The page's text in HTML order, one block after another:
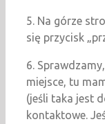
5. Na górze
się przycisk
6.
miejsce, tu
(jeśli taka jest
kontaktowe.